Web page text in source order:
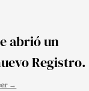
abrió un
Registro.
→